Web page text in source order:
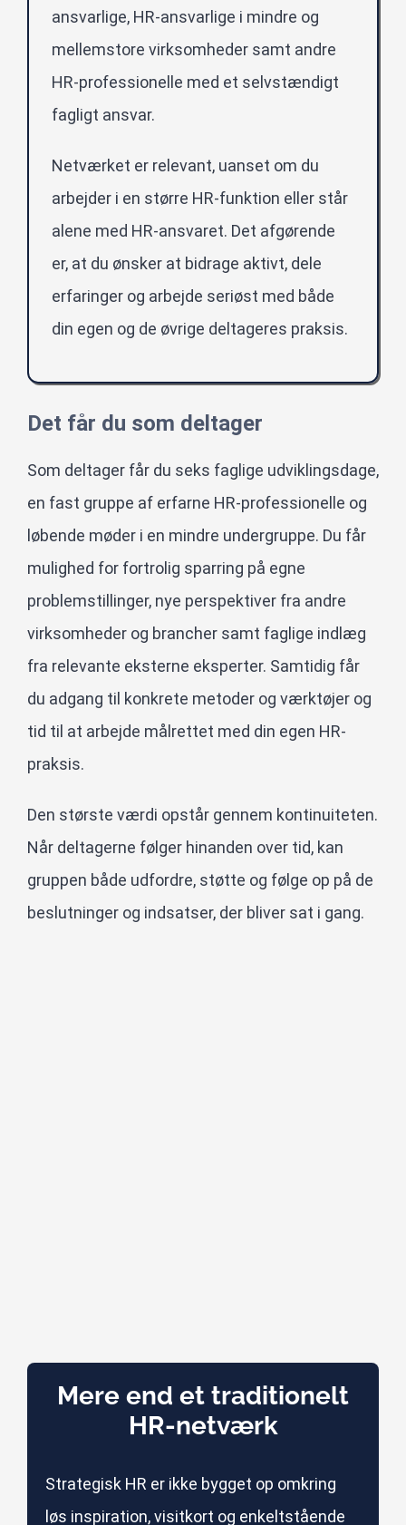
ansvarlige, HR-ansvarlige i mindre og
mellemstore virksomheder samt andre
HR-professionelle med et selvstændigt
fagligt ansvar.
Netværket er relevant, uanset om du
arbejder i en større HR-funktion eller står
alene med HR-ansvaret. Det afgørende
er, at du ønsker at bidrage aktivt, dele
erfaringer og arbejde seriøst med både
din egen og de øvrige deltageres praksis.
Det får du som deltager
Som deltager får du seks faglige udviklingsdage,
en fast gruppe af erfarne HR-professionelle og
løbende møder i en mindre undergruppe. Du får
mulighed for fortrolig sparring på egne
problemstillinger, nye perspektiver fra andre
virksomheder og brancher samt faglige indlæg
fra relevante eksterne eksperter. Samtidig får
du adgang til konkrete metoder og værktøjer og
tid til at arbejde målrettet med din egen HR-
praksis.
Den største værdi opstår gennem kontinuiteten.
Når deltagerne følger hinanden over tid, kan
gruppen både udfordre, støtte og følge op på de
beslutninger og indsatser, der bliver sat i gang.
Mere end et traditionelt
HR-netværk
Strategisk HR er ikke bygget op omkring
løs inspiration, visitkort og enkeltstående